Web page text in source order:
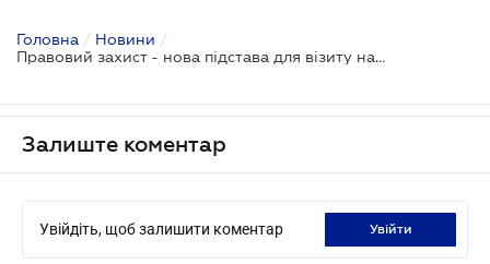
Головна / Новини /
Правовий захист - нова підстава для візиту на окуповану територію іноземцями і апатридами
Залиште коментар
Увійдіть, щоб залишити коментар увійти